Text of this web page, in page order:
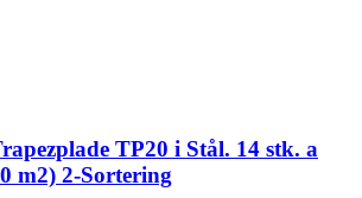
TP20 i Stål. 14 stk. a
m2) 2-Sortering